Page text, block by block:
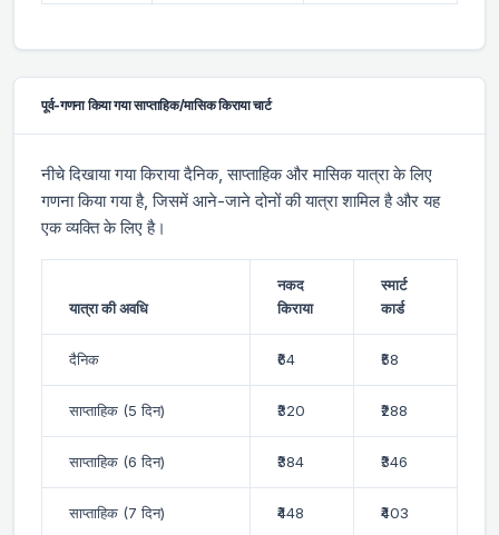
पूर्व-गणना किया गया साप्ताहिक/मासिक किराया चार्ट
नीचे दिखाया गया किराया दैनिक, साप्ताहिक और मासिक यात्रा के लिए
गणना किया गया है, जिसमें आने-जाने दोनों की यात्रा शामिल है और यह
एक व्यक्ति के लिए है।
यात्रा की अवधि
नकद
किराया
स्मार्ट
कार्ड
दैनिक ₹64 ₹58
साप्ताहिक (5 दिन) ₹320 ₹288
साप्ताहिक (6 दिन) ₹384 ₹346
साप्ताहिक (7 दिन) ₹448 ₹403